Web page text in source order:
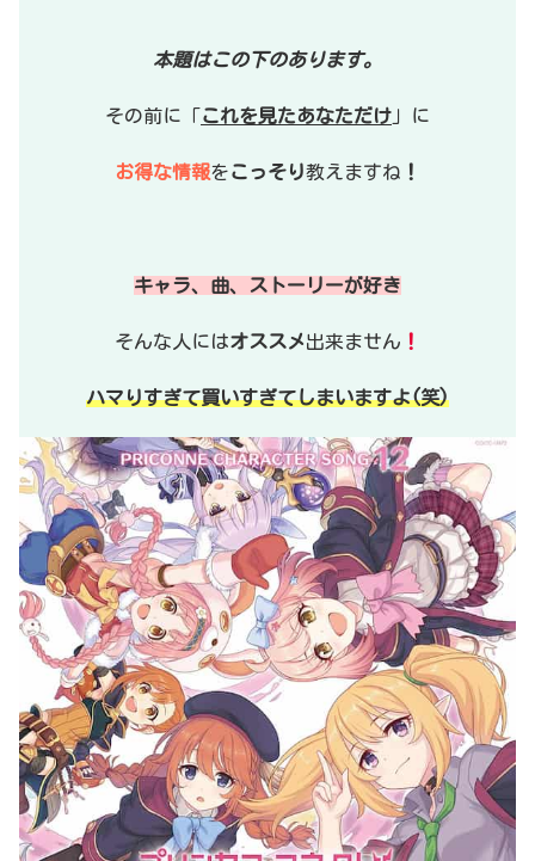
本題はこの下のあります。
その前に「これを見たあなただけ 」に
お得な情報をこっそり教えますね ！
キャラ、曲、ストーリーが好き
そんな人にはオススメ出来ません ！
ハマりすぎて買いすぎてしまいますよ(笑)